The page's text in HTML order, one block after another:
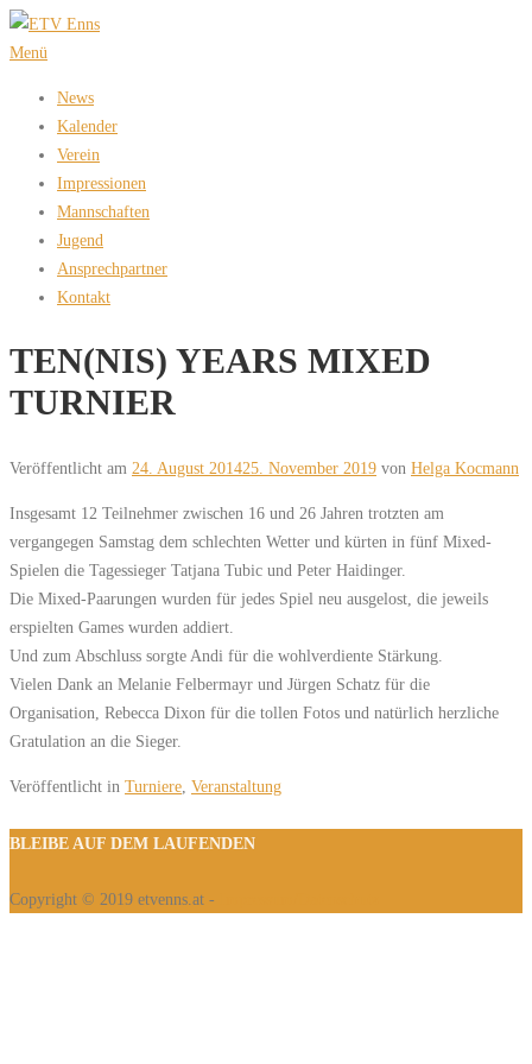
Zum
Inhalt
Menü
News
Kalender
Verein
Impressionen
Mannschaften
Jugend
Ansprechpartner
Kontakt
TEN(NIS) YEARS MIXED
TURNIER
Veröffentlicht am 24. August 201425. November 2019 von Helga Kocmann
Insgesamt 12 Teilnehmer zwischen 16 und 26 Jahren trotzten am
vergangegen Samstag dem schlechten Wetter und kürten in fünf Mixed-
Spielen die Tagessieger Tatjana Tubic und Peter Haidinger.
Die Mixed-Paarungen wurden für jedes Spiel neu ausgelost, die jeweils
erspielten Games wurden addiert.
Und zum Abschluss sorgte Andi für die wohlverdiente Stärkung.
Vielen Dank an Melanie Felbermayr und Jürgen Schatz für die
Organisation, Rebecca Dixon für die tollen Fotos und natürlich herzliche
Gratulation an die Sieger.
Veröffentlicht in Turniere Veranstaltung
BLEIBE AUF DEM LAUFENDEN
Copyright © 2019 etvenns.at -